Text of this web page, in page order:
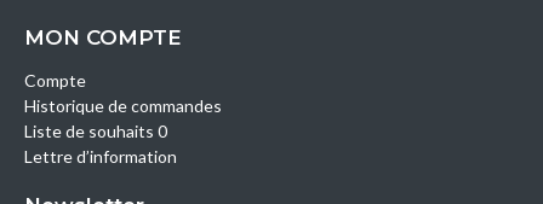
MON COMPTE
Compte
Historique de commandes
Liste de souhaits 0
Lettre d’information